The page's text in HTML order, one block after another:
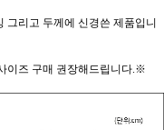
그리고 두께에 신경쓴 제품입니
이즈 구매 권장해드립니다.※